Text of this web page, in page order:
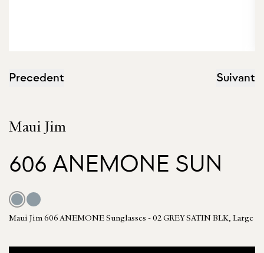
Precedent Suivant
Maui Jim
606 ANEMONE SUN
Maui Jim 606 ANEMONE Sunglasses - 02 GREY SATIN BLK, Large